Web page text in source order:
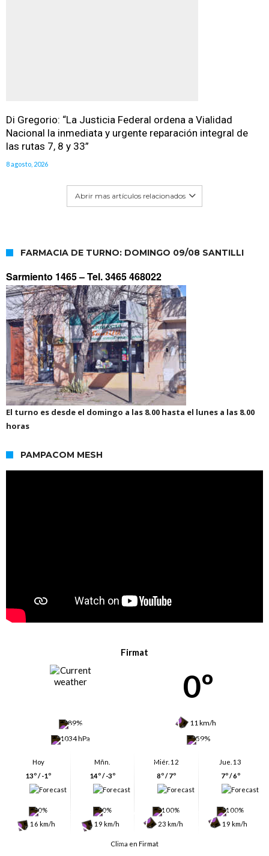
Di Gregorio: “La Justicia Federal ordena a Vialidad
Nacional la inmediata y urgente reparación integral de
las rutas 7, 8 y 33”
8 agosto, 2026
Abrir mas artículos relacionados
FARMACIA DE TURNO: DOMINGO 09/08 SANTILLI
Sarmiento 1465 –Tel. 3465 468022
El turno es desde el domingo a las 8.00 hasta el lunes a las 8.00
horas
PAMPACOM MESH
Firmat
0º
89%
11 km/h
1034 hPa
59%
Hoy
13º / -1º
0%
16 km/h
Mñn.
14º / -3º
0%
19 km/h
Miér. 12
8º / 7º
100%
23 km/h
Jue. 13
7º / 6º
100%
19 km/h
Clima en Firmat